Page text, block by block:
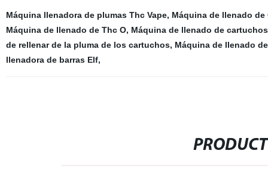
Máquina llenadora de plumas Thc Vape, Máquina de llenado de
Máquina de llenado de Thc O, Máquina de llenado de
de rellenar de la pluma de los cartuchos, Máquina de llenado
llenadora de barras Elf,